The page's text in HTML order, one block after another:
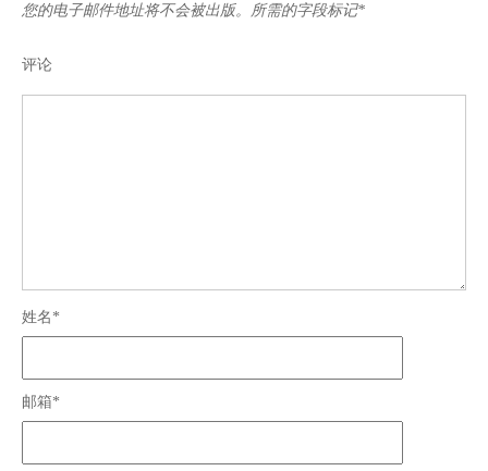
您的电子邮件地址将不会被出版。所需的字段标记*
评论
姓名*
邮箱*